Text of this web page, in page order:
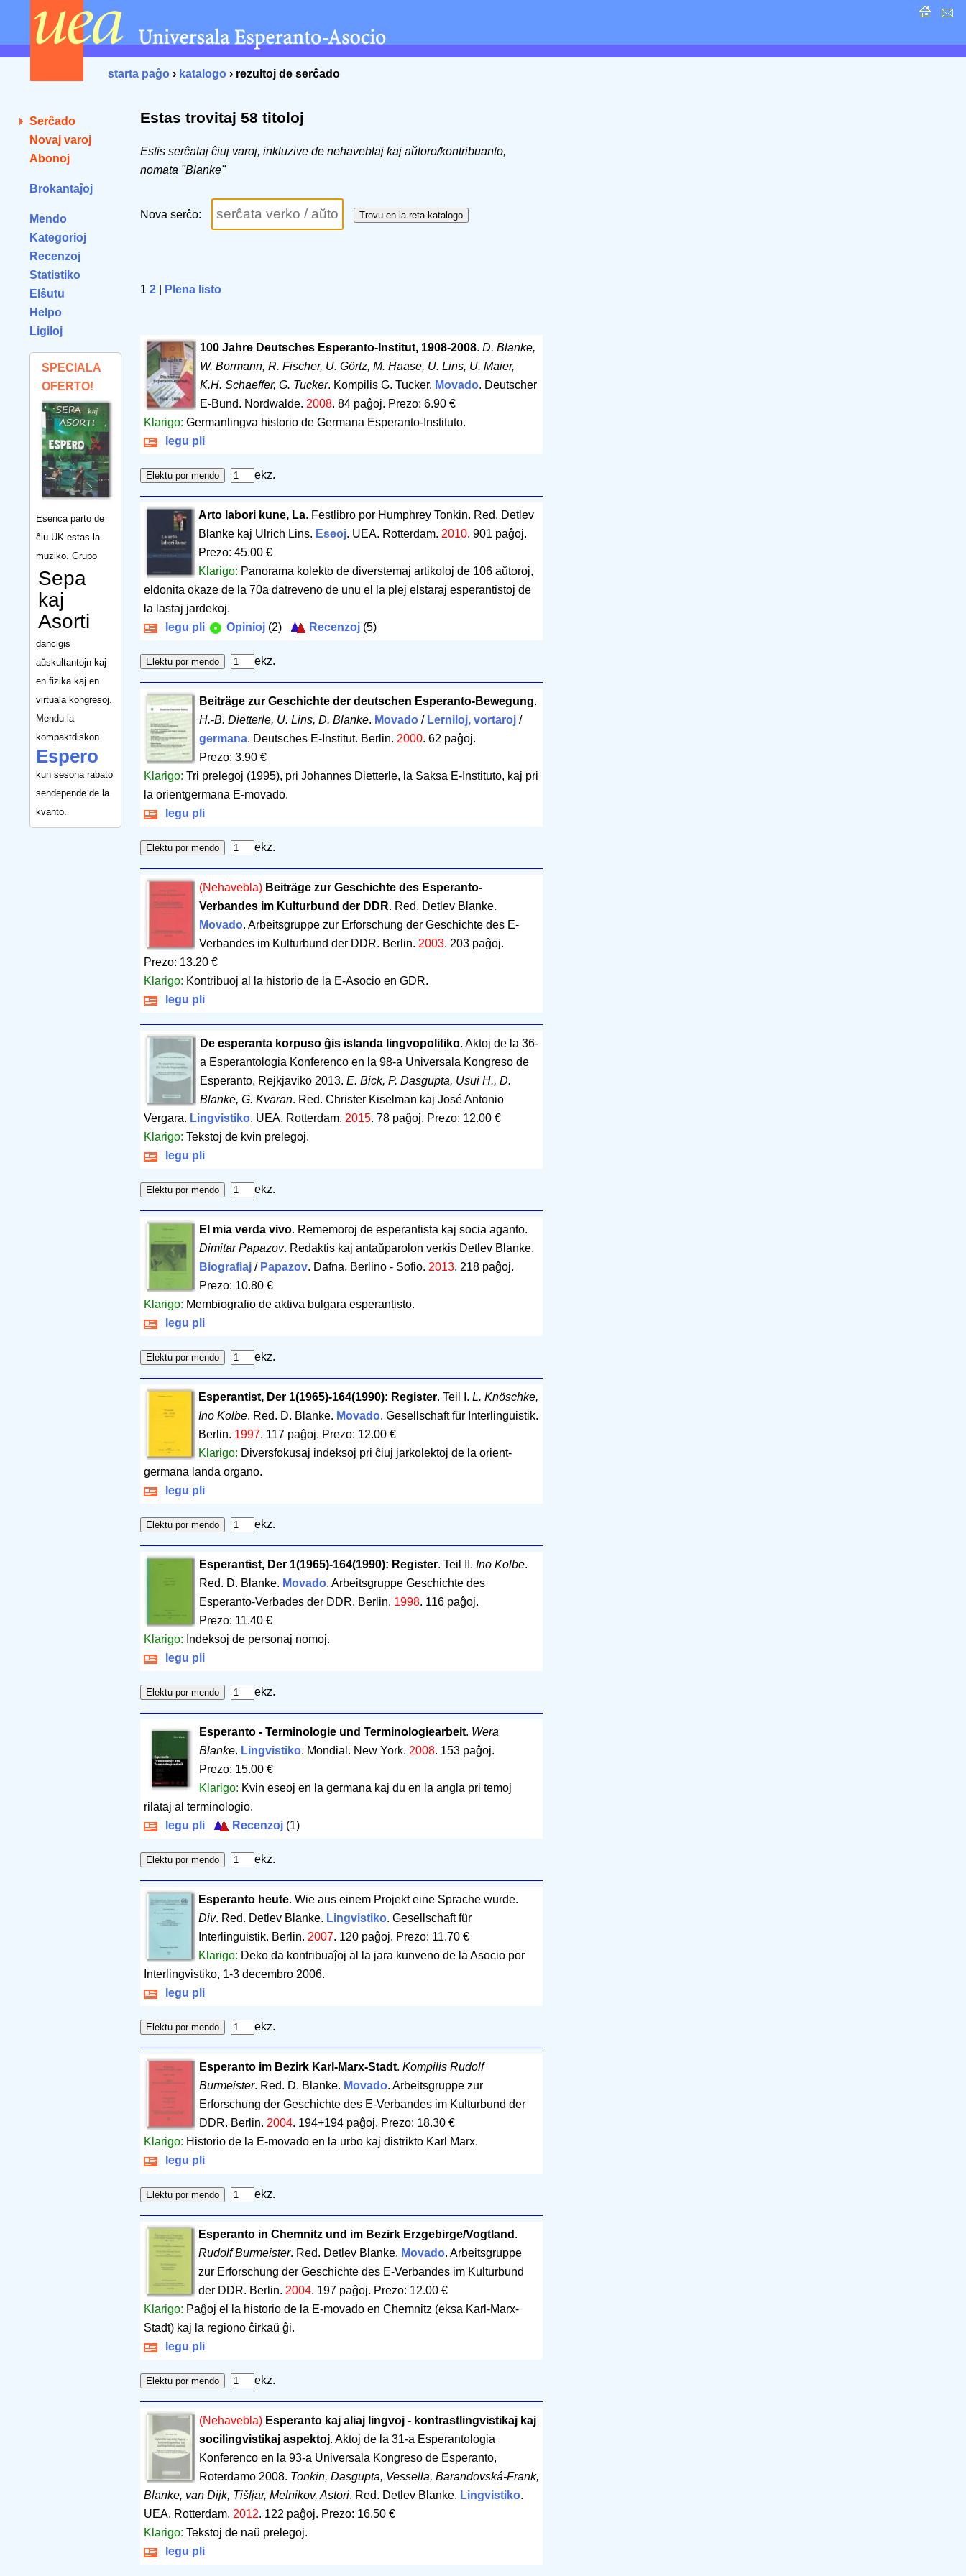
starta paĝo › katalogo › rezultoj de serĉado
Serĉado
Novaj varoj
Abonoj
Brokantaĵoj
Mendo
Kategorioj
Recenzoj
Statistiko
Elŝutu
Helpo
Ligiloj
SPECIALA
OFERTO!
Esenca parto de
ĉiu UK estas la
muziko. Grupo
Sepa
kaj
Asorti
dancigis
aŭskultantojn kaj
en fizika kaj en
virtuala kongresoj.
Mendu la
kompaktdiskon
Espero
kun sesona rabato
sendepende de la
kvanto.
Estas trovitaj 58 titoloj
Estis serĉataj ĉiuj varoj, inkluzive de nehaveblaj kaj aŭtoro/kontribuanto,
nomata "Blanke"
Nova serĉo:
1 2 Plena listo
100 Jahre Deutsches Esperanto-Institut, 1908-2008. D. Blanke,
W. Bormann, R. Fischer, U. Görtz, M. Haase, U. Lins, U. Maier,
K.H. Schaeffer, G. Tucker. Kompilis G. Tucker. Movado. Deutscher
E-Bund. Nordwalde. 2008. 84 paĝoj. Prezo: 6.90 €
Klarigo: Germanlingva historio de Germana Esperanto-Instituto.
legu pli
ekz.
Arto labori kune, La. Festlibro por Humphrey Tonkin. Red. Detlev
Blanke kaj Ulrich Lins. Eseoj. UEA. Rotterdam. 2010. 901 paĝoj.
Prezo: 45.00 €
Klarigo: Panorama kolekto de diverstemaj artikoloj de 106 aŭtoroj,
eldonita okaze de la 70a datreveno de unu el la plej elstaraj esperantistoj de
la lastaj jardekoj.
legu pli
Opinioj (2) Recenzoj (5)
ekz.
Beiträge zur Geschichte der deutschen Esperanto-Bewegung.
H.-B. Dietterle, U. Lins, D. Blanke. Movado/ Lerniloj, vortaroj/
germana. Deutsches E-Institut. Berlin. 2000. 62 paĝoj.
Prezo: 3.90 €
Klarigo: Tri prelegoj (1995), pri Johannes Dietterle, la Saksa E-Instituto, kaj pri
la orientgermana E-movado.
legu pli
ekz.
(Nehavebla) Beiträge zur Geschichte des Esperanto-
Verbandes im Kulturbund der DDR. Red. Detlev Blanke.
Movado. Arbeitsgruppe zur Erforschung der Geschichte des E-
Verbandes im Kulturbund der DDR. Berlin. 2003. 203 paĝoj.
Prezo: 13.20 €
Klarigo: Kontribuoj al la historio de la E-Asocio en GDR.
legu pli
De esperanta korpuso ĝis islanda lingvopolitiko. Aktoj de la 36-
a Esperantologia Konferenco en la 98-a Universala Kongreso de
Esperanto, Rejkjaviko 2013. E. Bick, P. Dasgupta, Usui H., D.
Blanke, G. Kvaran. Red. Christer Kiselman kaj José Antonio
Vergara. Lingvistiko. UEA. Rotterdam. 2015. 78 paĝoj. Prezo: 12.00 €
Klarigo: Tekstoj de kvin prelegoj.
legu pli
ekz.
El mia verda vivo. Rememoroj de esperantista kaj socia aganto.
Dimitar Papazov. Redaktis kaj antaŭparolon verkis Detlev Blanke.
Biografiaj/ Papazov. Dafna. Berlino - Sofio. 2013. 218 paĝoj.
Prezo: 10.80 €
Klarigo: Membiografio de aktiva bulgara esperantisto.
legu pli
ekz.
Esperantist, Der 1(1965)-164(1990): Register. Teil I. L. Knöschke,
Ino Kolbe. Red. D. Blanke. Movado. Gesellschaft für Interlinguistik.
Berlin. 1997. 117 paĝoj. Prezo: 12.00 €
Klarigo: Diversfokusaj indeksoj pri ĉiuj jarkolektoj de la orient-
germana landa organo.
legu pli
ekz.
Esperantist, Der 1(1965)-164(1990): Register. Teil II. Ino Kolbe.
Red. D. Blanke. Movado. Arbeitsgruppe Geschichte des
Esperanto-Verbades der DDR. Berlin. 1998. 116 paĝoj.
Prezo: 11.40 €
Klarigo: Indeksoj de personaj nomoj.
legu pli
ekz.
Esperanto - Terminologie und Terminologiearbeit. Wera
Blanke. Lingvistiko. Mondial. New York. 2008. 153 paĝoj.
Prezo: 15.00 €
Klarigo: Kvin eseoj en la germana kaj du en la angla pri temoj
rilataj al terminologio.
legu pli
Recenzoj (1)
ekz.
Esperanto heute. Wie aus einem Projekt eine Sprache wurde.
Div. Red. Detlev Blanke. Lingvistiko. Gesellschaft für
Interlinguistik. Berlin. 2007. 120 paĝoj. Prezo: 11.70 €
Klarigo: Deko da kontribuaĵoj al la jara kunveno de la Asocio por
Interlingvistiko, 1-3 decembro 2006.
legu pli
ekz.
Esperanto im Bezirk Karl-Marx-Stadt. Kompilis Rudolf
Burmeister. Red. D. Blanke. Movado. Arbeitsgruppe zur
Erforschung der Geschichte des E-Verbandes im Kulturbund der
DDR. Berlin. 2004. 194+194 paĝoj. Prezo: 18.30 €
Klarigo: Historio de la E-movado en la urbo kaj distrikto Karl Marx.
legu pli
ekz.
Esperanto in Chemnitz und im Bezirk Erzgebirge/Vogtland .
Rudolf Burmeister. Red. Detlev Blanke. Movado. Arbeitsgruppe
zur Erforschung der Geschichte des E-Verbandes im Kulturbund
der DDR. Berlin. 2004. 197 paĝoj. Prezo: 12.00 €
Klarigo: Paĝoj el la historio de la E-movado en Chemnitz (eksa Karl-Marx-
Stadt) kaj la regiono ĉirkaŭ ĝi.
legu pli
ekz.
(Nehavebla) Esperanto kaj aliaj lingvoj - kontrastlingvistikaj kaj
socilingvistikaj aspektoj. Aktoj de la 31-a Esperantologia
Konferenco en la 93-a Universala Kongreso de Esperanto,
Roterdamo 2008. Tonkin, Dasgupta, Vessella, Barandovská-Frank,
Blanke, van Dijk, Tišljar, Melnikov, Astori. Red. Detlev Blanke. Lingvistiko.
UEA. Rotterdam. 2012. 122 paĝoj. Prezo: 16.50 €
Klarigo: Tekstoj de naŭ prelegoj.
legu pli